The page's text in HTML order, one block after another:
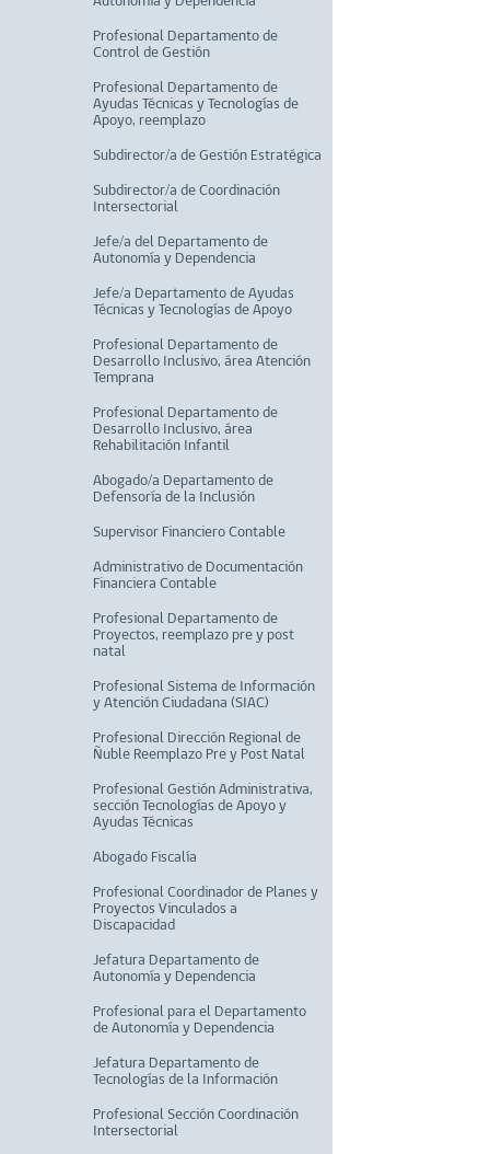
Profesional Departamento de
Control de Gestión
Profesional Departamento de
Ayudas Técnicas y Tecnologías de
Apoyo, reemplazo
Subdirector/a de Gestión Estratégica
Subdirector/a de Coordinación
Intersectorial
Jefe/a del Departamento de
Autonomía y Dependencia
Jefe/a Departamento de Ayudas
Técnicas y Tecnologías de Apoyo
Profesional Departamento de
Desarrollo Inclusivo, área Atención
Temprana
Profesional Departamento de
Desarrollo Inclusivo, área
Rehabilitación Infantil
Abogado/a Departamento de
Defensoría de la Inclusión
Supervisor Financiero Contable
Administrativo de Documentación
Financiera Contable
Profesional Departamento de
Proyectos, reemplazo pre y post
natal
Profesional Sistema de Información
y Atención Ciudadana (SIAC)
Profesional Dirección Regional de
Ñuble Reemplazo Pre y Post Natal
Profesional Gestión Administrativa,
sección Tecnologías de Apoyo y
Ayudas Técnicas
Abogado Fiscalía
Profesional Coordinador de Planes y
Proyectos Vinculados a
Discapacidad
Jefatura Departamento de
Autonomía y Dependencia
Profesional para el Departamento
de Autonomía y Dependencia
Jefatura Departamento de
Tecnologías de la Información
Profesional Sección Coordinación
Intersectorial